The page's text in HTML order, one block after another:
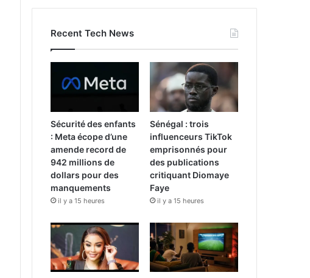
Recent Tech News
Sécurité des enfants
: Meta écope d’une
amende record de
942 millions de
dollars pour des
manquements
il y a 15 heures
Sénégal : trois
influenceurs TikTok
emprisonnés pour
des publications
critiquant Diomaye
Faye
il y a 15 heures